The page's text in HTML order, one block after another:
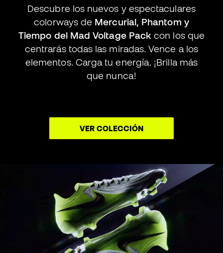
Descubre los nuevos y espectaculares
colorways de Mercurial, Phantom y
Tiempo del Mad Voltage Pack con los que
centrarás todas las miradas. Vence a los
elementos. Carga tu energía. ¡Brilla más
que nunca!
VER COLECCIÓN